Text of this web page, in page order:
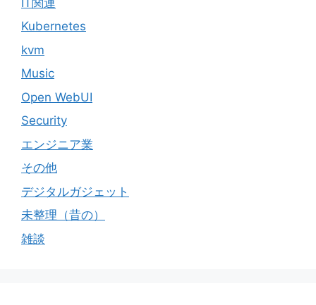
Kubernetes
kvm
Music
Open WebUI
Security
エンジニア業
その他
デジタルガジェット
未整理（昔の）
雑談